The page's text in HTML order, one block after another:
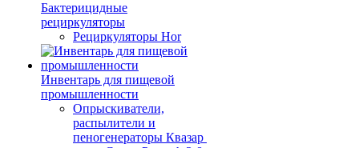
Бактерицидные
рециркуляторы
Рециркуляторы Hor
Инвентарь для пищевой
промышленности
Опрыскиватели,
распылители и
пеногенераторы Квазар